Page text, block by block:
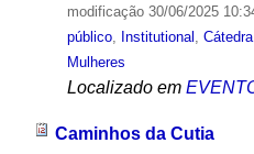
modificação30/06/2025
público, Institutional
Mulheres
Localizado em
Caminhos da Cutia